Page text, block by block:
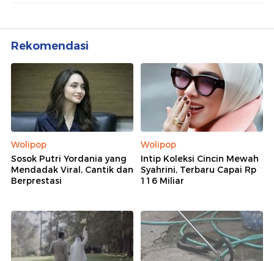
Rekomendasi
Wolipop
Sosok Putri Yordania yang
Mendadak Viral, Cantik dan
Berprestasi
Wolipop
Intip Koleksi Cincin Mewah
Syahrini, Terbaru Capai Rp
116 Miliar